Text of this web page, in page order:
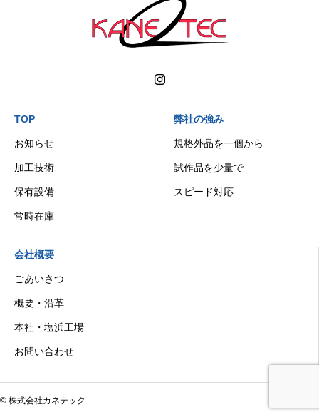
TOP
お知らせ
加工技術
保有設備
常時在庫
弊社の強み
規格外品を一個から
試作品を少量で
スピード対応
会社概要
ごあいさつ
概要・沿革
本社・塩浜工場
お問い合わせ
© 株式会社カネテック